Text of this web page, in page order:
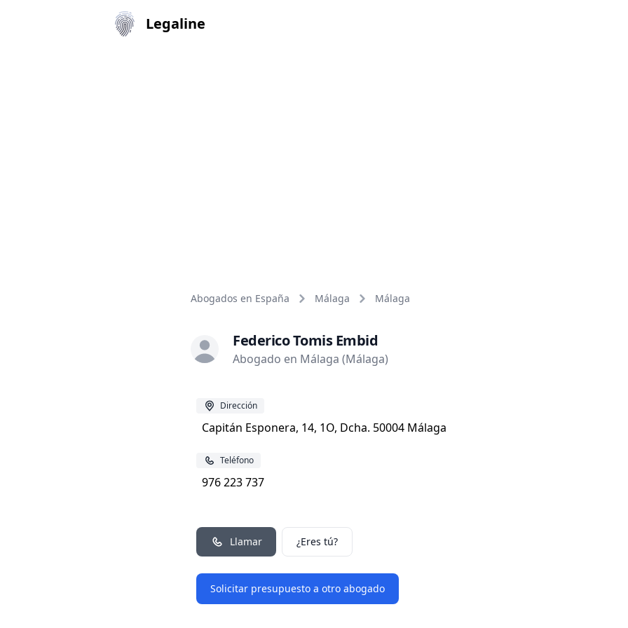
Legaline
Abogados en España Málaga Málaga
Federico Tomis Embid
Abogado en Málaga (Málaga)
Dirección
Capitán Esponera, 14, 1O, Dcha. 50004 Málaga
Teléfono
976 223 737
Llamar ¿Eres tú?
Solicitar presupuesto a otro abogado